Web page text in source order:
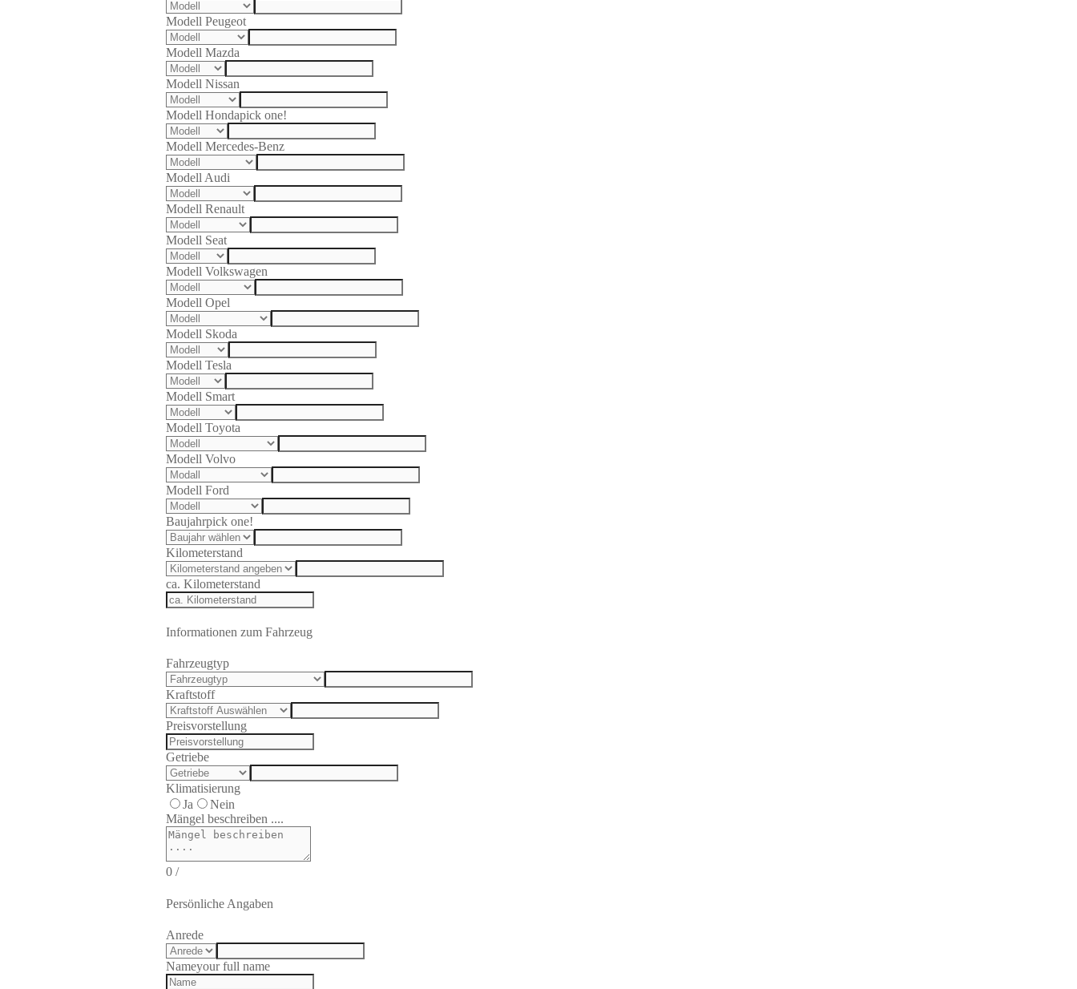
Modell Peugeot
Modell Mazda
Modell Nissan
Modell Hondapick one!
Modell Mercedes-Benz
Modell Audi
Modell Renault
Modell Seat
Modell Volkswagen
Modell Opel
Modell Skoda
Modell Tesla
Modell Smart
Modell Toyota
Modell Volvo
Modell Ford
Baujahrpick one!
Kilometerstand
ca. Kilometerstand
Informationen zum Fahrzeug
Fahrzeugtyp
Kraftstoff
Preisvorstellung
Getriebe
Klimatisierung
Ja
Nein
Mängel beschreiben ....
0 /
Persönliche Angaben
Anrede
Nameyour full name